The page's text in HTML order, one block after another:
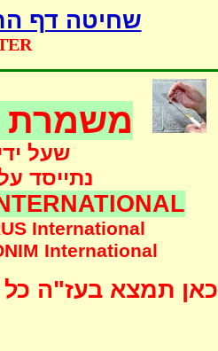
שחיטה דף
משמרת
שעל
נתייסד
International
International
כאן תמצא בעז"ה כל